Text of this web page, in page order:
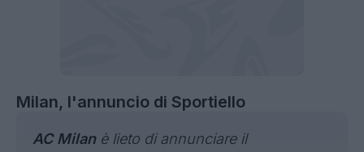
Milan, l'annuncio di Sportiello
AC Milanè lieto di annunciare il